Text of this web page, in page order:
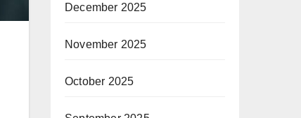
December 2025
November 2025
October 2025